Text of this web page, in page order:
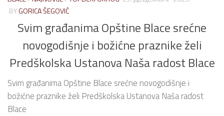
BYGORICA ŠEGOVIĆ
Svim građanima Opštine Blace srećne
novogodišnje i božićne praznike želi
Predškolska Ustanova Naša radost Blace
Svim građanima Opštine Blace srećne novogodišnje i
božićne praznike želi Predškolska Ustanova Naša radost
Blace